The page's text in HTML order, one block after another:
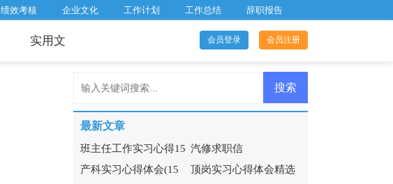
绩效考核 企业文化 工作计划 工作总结 辞职报告
实用文 会员登录 会员注册
最新文章
班主任工作实习心得15
篇
汽修求职信
产科实习心得体会(15
顶岗实习心得体会精选